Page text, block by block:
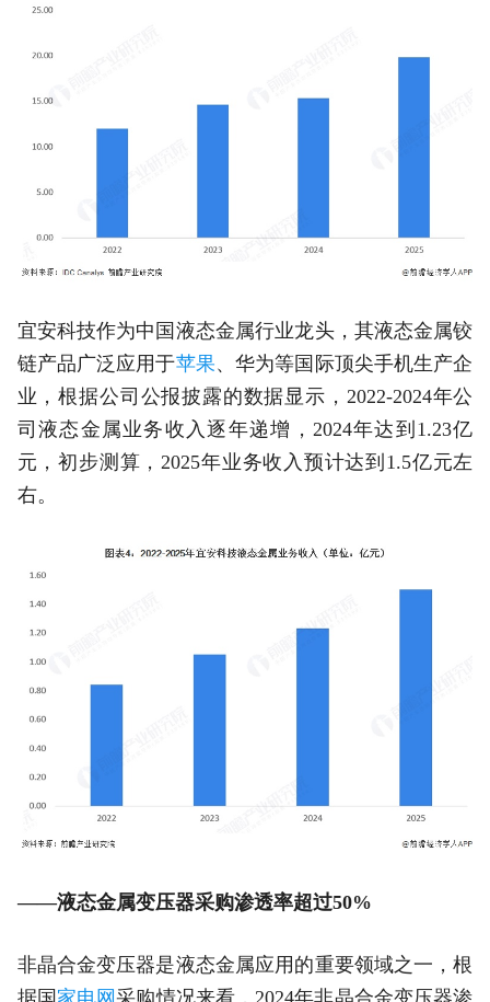
宜安科技作为中国液态金属行业龙头，其液态金属铰
链产品广泛应用于苹果、华为等国际顶尖手机生产企
业，根据公司公报披露的数据显示，2022-2024年公
司液态金属业务收入逐年递增，2024年达到1.23亿
元，初步测算，2025年业务收入预计达到1.5亿元左
右。
——液态金属变压器采购渗透率超过50%
非晶合金变压器是液态金属应用的重要领域之一，根
据国 家电网采购情况来看，2024年非晶合金变压器渗